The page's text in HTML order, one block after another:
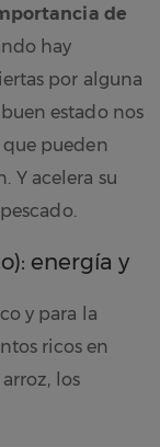
de
hay
por alguna
estado nos
que pueden
Y acelera su
energía y
y para la
ricos en
los